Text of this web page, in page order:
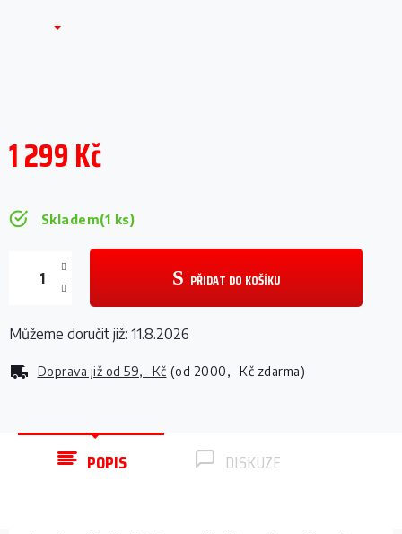
1 299 Kč
Skladem(1 ks)
Doprava již od 59,- Kč (od 2000,- Kč zdarma)
PŘIDAT DO KOŠÍKU
Můžeme doručit již: 11.8.2026
POPIS DISKUZE